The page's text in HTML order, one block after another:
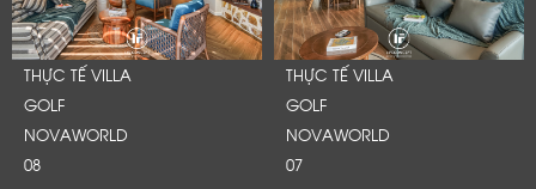
THỰC TẾ VILLA
GOLF
NOVAWORLD
08
THỰC TẾ VILLA
GOLF
NOVAWORLD
07